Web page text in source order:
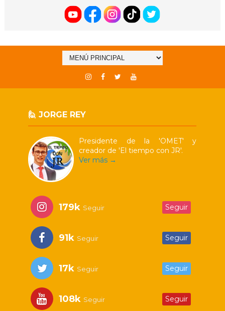
🙋 JORGE REY
Presidente de la 'OMET' y
creador de 'El tiempo con JR'.
Ver más →
179k Seguir Seguir
91k Seguir Seguir
17k Seguir Seguir
108k Seguir Seguir